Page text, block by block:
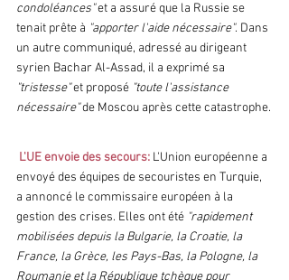
condoléances" et a assuré que la Russie se
tenait prête à "apporter l'aide nécessaire". Dans
un autre communiqué, adressé au dirigeant
syrien Bachar Al-Assad, il a exprimé sa
"tristesse" et proposé "toute l'assistance
nécessaire" de Moscou après cette catastrophe.
L'UE envoie des secours: L'Union européenne a
envoyé des équipes de secouristes en Turquie,
a annoncé le commissaire européen à la
gestion des crises. Elles ont été "rapidement
mobilisées depuis la Bulgarie, la Croatie, la
France, la Grèce, les Pays-Bas, la Pologne, la